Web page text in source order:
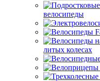
велосипеды
литых колесах